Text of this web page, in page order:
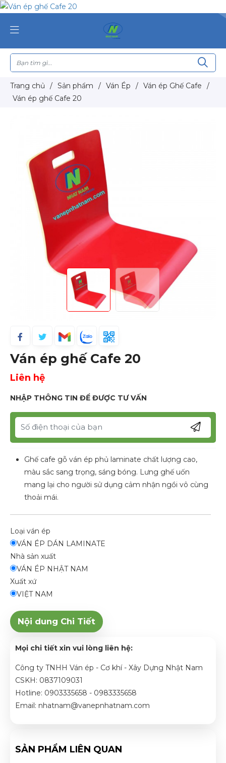
Trang chủ / Sản phẩm / Ván Ép / Ván ép Ghế Cafe
/
Ván ép ghế Cafe 20
Ván ép ghế Cafe 20
Liên hệ
NHẬP THÔNG TIN ĐỂ ĐƯỢC TƯ VẤN
Ghế cafe gỗ ván ép phủ laminate chất lượng cao,
màu sắc sang trọng, sáng bóng. Lưng ghế uốn
mang lại cho người sử dụng cảm nhận ngồi vô cùng
thoải mái.
Loại ván ép
VÁN ÉP DÁN LAMINATE
Nhà sản xuất
VÁN ÉP NHẬT NAM
Xuất xứ
VIỆT NAM
Nội dung Chi Tiết
Mọi chi tiết xin vui lòng liên hệ:
Công ty TNHH Ván ép - Cơ khí - Xây Dựng Nhật Nam
CSKH: 0837109031
Hotline: 0903335658 - 0983335658
Email: nhatnam@vanepnhatnam.com
SẢN PHẨM LIÊN QUAN